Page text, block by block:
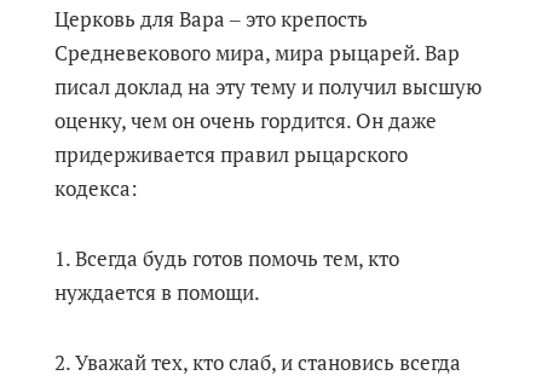
Церковь для Вара ‒ это крепость
Средневекового мира, мира рыцарей. Вар
писал доклад на эту тему и получил высшую
оценку, чем он очень гордится. Он даже
придерживается правил рыцарского
кодекса:
1. Всегда будь готов помочь тем, кто
нуждается в помощи.
2. Уважай тех, кто слаб, и становись всегда